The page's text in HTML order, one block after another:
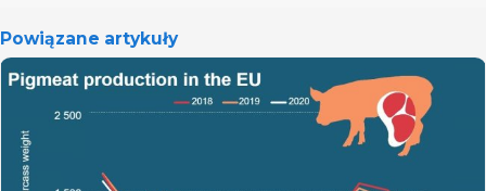
Powiązane artykuły